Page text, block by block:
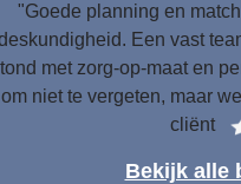
"Goede planning en
Een vast
met zorg-op-maat en
om niet te vergeten, maar
cliënt
Bekijk alle